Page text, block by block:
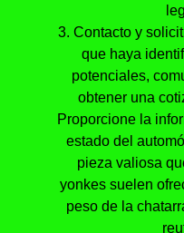
3. Contacto y
que haya
potenciales,
obtener una
Proporcione la
estado del
pieza valiosa
yonkes suelen
peso de la